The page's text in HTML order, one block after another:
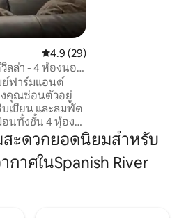
คะแนนเฉลี่ย 4.9 จาก 5, 29 รีวิว
4.9 (29)
ลล่า - 4 ห้องนอน
ย์ฟาร์มแอนด์
คุณซ่อนตัวอยู่
บเบียน และลมพัด
อนทั้งชั้น 4 ห้อง
รผสมผสานที่นุ่ม
มสะดวกสบาย
แท้จริง ตื่นขึ้น
น ผ่อนคลายบน
สะดวกยอดนิยมสำหรับ
าศในSpanish River